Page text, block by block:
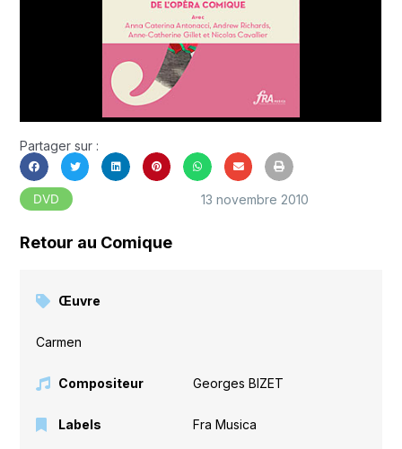
Partager sur :
DVD 13 novembre 2010
Retour au Comique
Œuvre
Carmen
Compositeur Georges BIZET
Labels Fra Musica